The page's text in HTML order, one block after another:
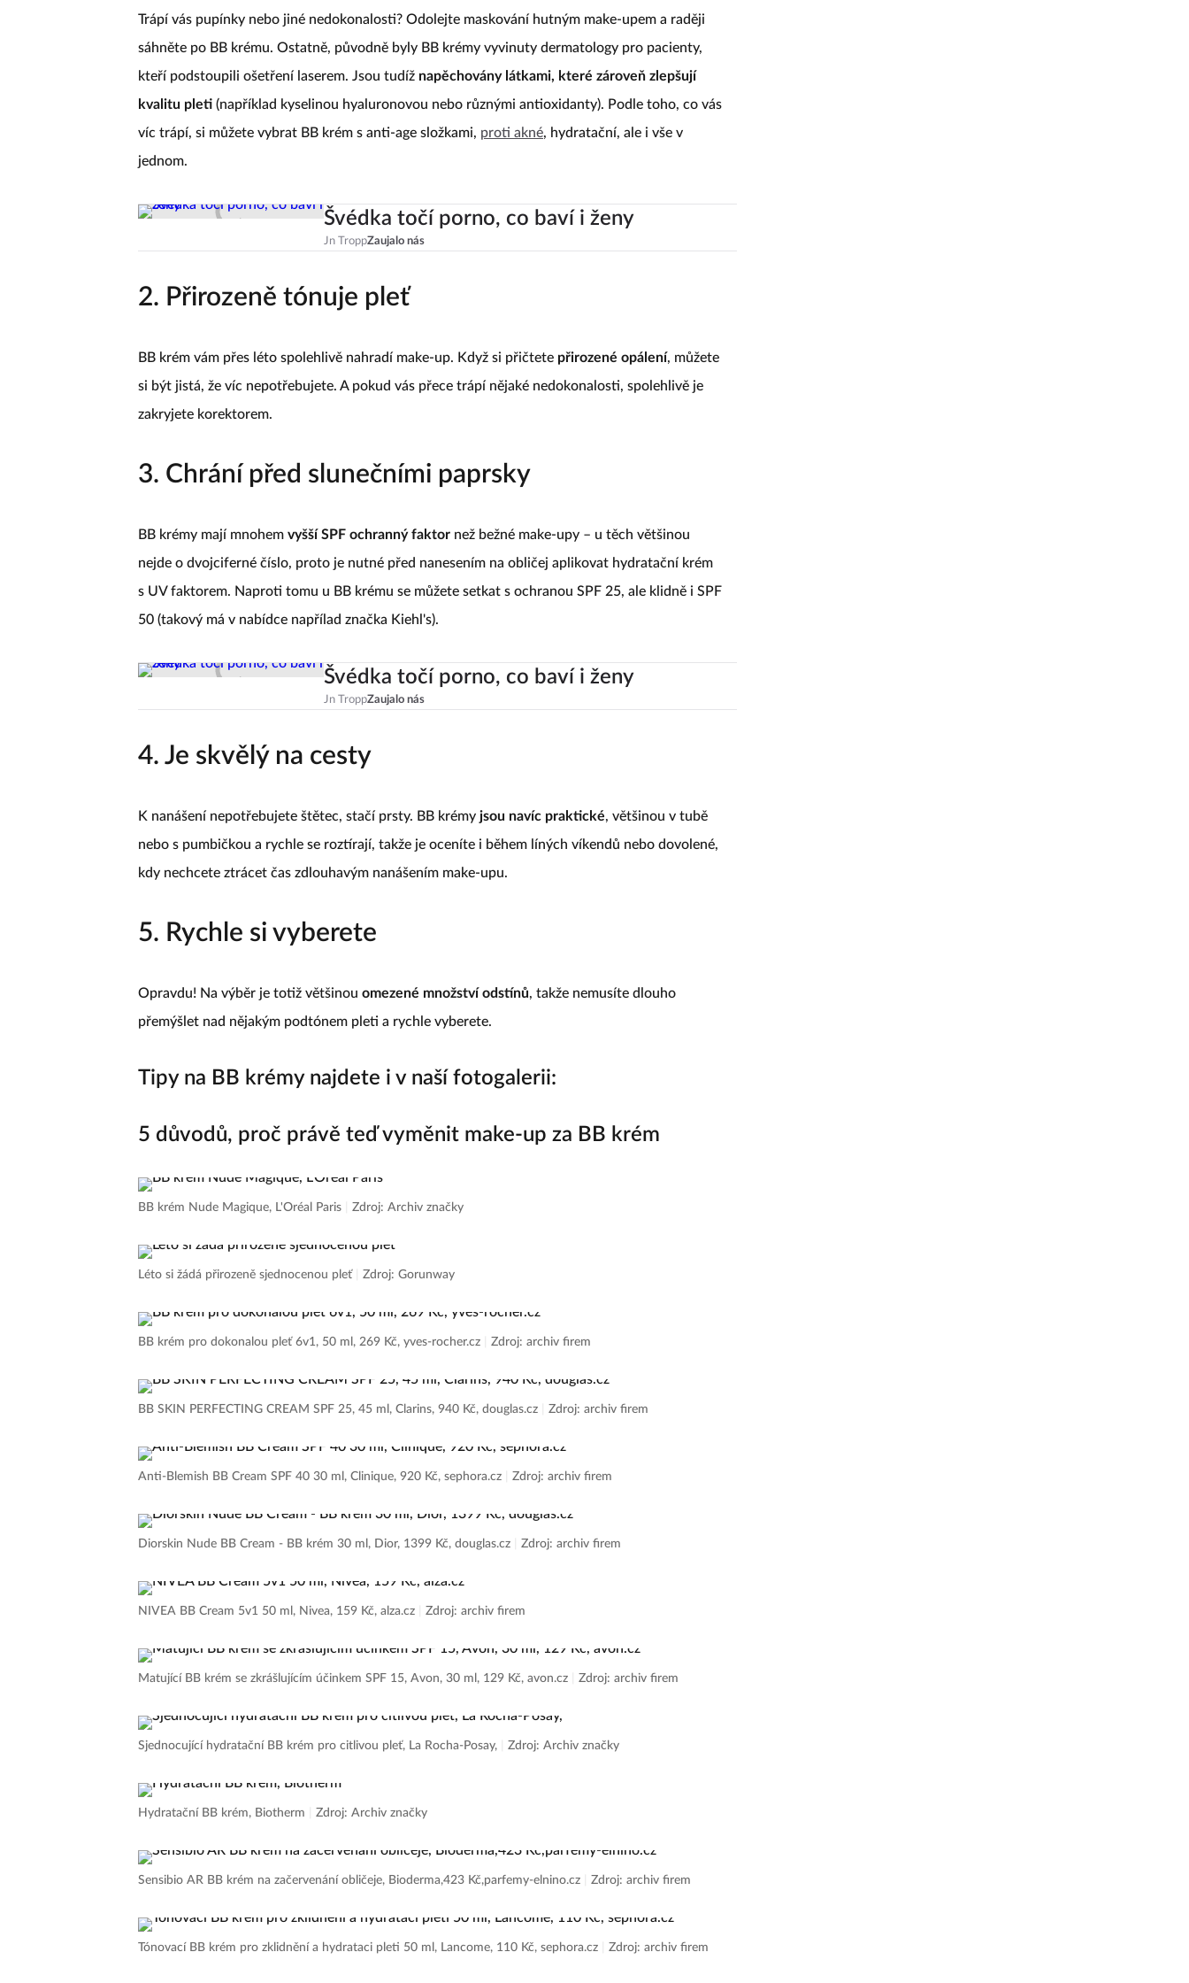
Trápí vás pupínky nebo jiné nedokonalosti? Odolejte maskování hutným make-upem a raději
sáhněte po BB krému. Ostatně, původně byly BB krémy vyvinuty dermatology pro pacienty,
kteří podstoupili ošetření laserem. Jsou tudíž napěchovány látkami, které zároveň zlepšují
kvalitu pleti (například kyselinou hyaluronovou nebo různými antioxidanty). Podle toho, co vás
víc trápí, si můžete vybrat BB krém s anti-age složkami, proti akné, hydratační, ale i vše v
jednom.
Švédka točí porno, co baví i ženy
Jn TroppZaujalo nás
2. Přirozeně tónuje pleť
BB krém vám přes léto spolehlivě nahradí make-up. Když si přičtete přirozené opálení, můžete
si být jistá, že víc nepotřebujete. A pokud vás přece trápí nějaké nedokonalosti, spolehlivě je
zakryjete korektorem.
3. Chrání před slunečními paprsky
BB krémy mají mnohem vyšší SPF ochranný faktor než bežné make-upy – u těch většinou
nejde o dvojciferné číslo, proto je nutné před nanesením na obličej aplikovat hydratační krém
s UV faktorem. Naproti tomu u BB krému se můžete setkat s ochranou SPF 25, ale klidně i SPF
50 (takový má v nabídce napřílad značka Kiehl's).
Švédka točí porno, co baví i ženy
Jn TroppZaujalo nás
4. Je skvělý na cesty
K nanášení nepotřebujete štětec, stačí prsty. BB krémy jsou navíc praktické, většinou v tubě
nebo s pumbičkou a rychle se roztírají, takže je oceníte i během líných víkendů nebo dovolené,
kdy nechcete ztrácet čas zdlouhavým nanášením make-upu.
5. Rychle si vyberete
Opravdu! Na výběr je totiž většinou omezené množství odstínů, takže nemusíte dlouho
přemýšlet nad nějakým podtónem pleti a rychle vyberete.
Tipy na BB krémy najdete i v naší fotogalerii:
5 důvodů, proč právě teď vyměnit make-up za BB krém
BB krém Nude Magique, L'Oréal Paris Zdroj: Archiv značky
Léto si žádá přirozeně sjednocenou pleť Zdroj: Gorunway
BB krém pro dokonalou pleť 6v1, 50 ml, 269 Kč, yves-rocher.cz Zdroj: archiv firem
BB SKIN PERFECTING CREAM SPF 25, 45 ml, Clarins, 940 Kč, douglas.cz Zdroj: archiv firem
Anti-Blemish BB Cream SPF 40 30 ml, Clinique, 920 Kč, sephora.cz Zdroj: archiv firem
Diorskin Nude BB Cream - BB krém 30 ml, Dior, 1399 Kč, douglas.cz Zdroj: archiv firem
NIVEA BB Cream 5v1 50 ml, Nivea, 159 Kč, alza.cz Zdroj: archiv firem
Matující BB krém se zkrášlujícím účinkem SPF 15, Avon, 30 ml, 129 Kč, avon.cz Zdroj: archiv firem
Sjednocující hydratační BB krém pro citlivou pleť, La Rocha-Posay, Zdroj: Archiv značky
Hydratační BB krém, Biotherm Zdroj: Archiv značky
Sensibio AR BB krém na začervenání obličeje, Bioderma,423 Kč,parfemy-elnino.cz Zdroj: archiv firem
Tónovací BB krém pro zklidnění a hydrataci pleti 50 ml, Lancome, 110 Kč, sephora.cz Zdroj: archiv firem